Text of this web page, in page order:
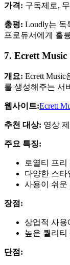
가격: 구독제로,
총평: Loudly는 독
프로듀서에게 훌
7. Ecrett Music
개요: Ecrett
를 생성해주는 서
웹사이트:Ecrett
추천 대상: 영상
주요 특징:
로열티 프
다양한 스타
사용이 쉬운
장점:
상업적 사용
높은 퀄리티
단점: